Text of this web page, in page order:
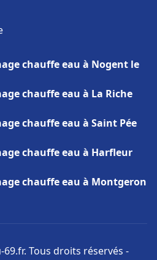
chauffe eau à Nogent le
chauffe eau à La Riche
chauffe eau à Saint Pée
chauffe eau à Harfleur
chauffe eau à Montgeron
Tous droits réservés -